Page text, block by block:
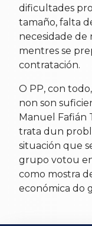
dificultades
tamaño, falta
necesidade de
mentres se
contratación.
O PP, con
non son
Manuel Fafián
trata dun
situación que
grupo votou
como mostra
económica do